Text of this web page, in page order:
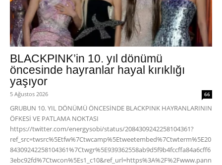
BLACKPINK’in 10. yıl dönümü
öncesinde hayranlar hayal kırıklığı
yaşıyor
5 Ağustos 2026 66
GRUBUN 10. YIL DÖNÜMÜ ÖNCESİNDE BLACKPINK HAYRANLARININ
ÖFKESİ VE PATLAMA NOKTASI
https://twitter.com/energysobi/status/2084309242258104361?
ref_src=twsrc%5Etfw%7Ctwcamp%5Etweetembed%7Ctwterm%5E20
84309242258104361%7Ctwgr%5E939362558ab9d5f9b4fccffa84a6cff6
3ebc92fd%7Ctwcon%5Es1_c10&ref_url=https%3A%2F%2Fwww.pann